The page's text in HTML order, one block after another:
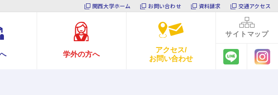
関西大学ホーム お問い合わせ 資料請求 交通アクセス
学外の方へ
アクセス/
お問い合わせ
サイト マップ